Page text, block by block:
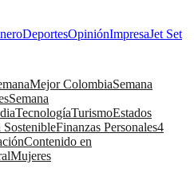
DeportesOpiniónImpresaJet Set
Mejor ColombiaSemana
Semana
TecnologíaTurismoEstados
SostenibleFinanzas Personales4
Contenido en
Mujeres